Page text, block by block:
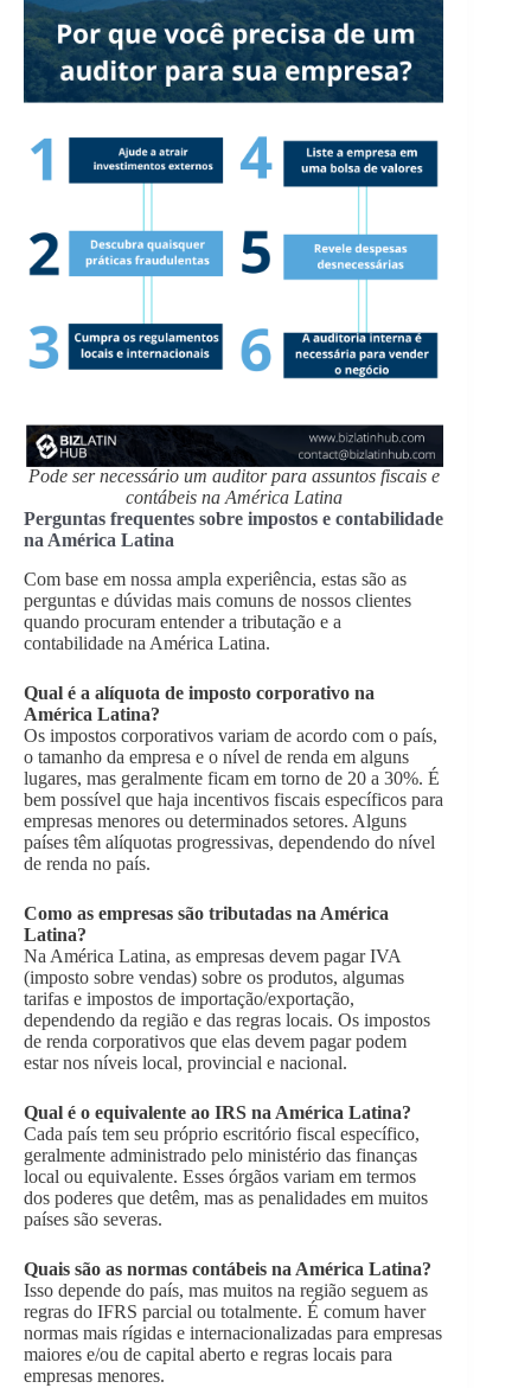
Pode ser necessário um auditor para assuntos fiscais e
contábeis na América Latina
Perguntas frequentes sobre impostos e contabilidade
na América Latina
Com base em nossa ampla experiência, estas são as
perguntas e dúvidas mais comuns de nossos clientes
quando procuram entender a tributação e a
contabilidade na América Latina.
Qual é a alíquota de imposto corporativo na
América Latina?
Os impostos corporativos variam de acordo com o país,
o tamanho da empresa e o nível de renda em alguns
lugares, mas geralmente ficam em torno de 20 a 30%. É
bem possível que haja incentivos fiscais específicos para
empresas menores ou determinados setores. Alguns
países têm alíquotas progressivas, dependendo do nível
de renda no país.
Como as empresas são tributadas na América
Latina?
Na América Latina, as empresas devem pagar IVA
(imposto sobre vendas) sobre os produtos, algumas
tarifas e impostos de importação/exportação,
dependendo da região e das regras locais. Os impostos
de renda corporativos que elas devem pagar podem
estar nos níveis local, provincial e nacional.
Qual é o equivalente ao IRS na América Latina?
Cada país tem seu próprio escritório fiscal específico,
geralmente administrado pelo ministério das finanças
local ou equivalente. Esses órgãos variam em termos
dos poderes que detêm, mas as penalidades em muitos
países são severas.
Quais são as normas contábeis na América Latina?
Isso depende do país, mas muitos na região seguem as
regras do IFRS parcial ou totalmente. É comum haver
normas mais rígidas e internacionalizadas para empresas
maiores e/ou de capital aberto e regras locais para
empresas menores.